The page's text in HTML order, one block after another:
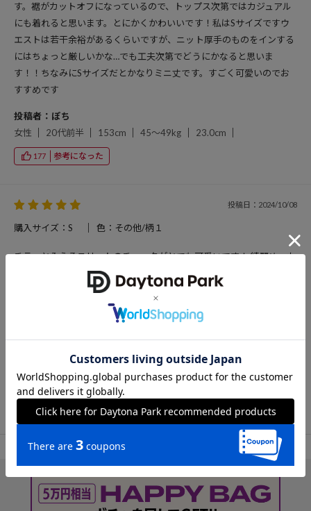
す。裾がカットオフになっているので、トップス次第ではカジュアル
にも着れると思います。とにかくかわいいです！私はSサイズですウ
エストは若干余裕があるくらいですが、ニット厚手のものをインする
にはちょっと厳しいかな…でも工夫次第でどうにかなると思いま
す！！ちなみにSサイズだとかなりミニ丈です。すごく可愛いのでお
すすめです
投稿者：ぽち
女性
20代前半 153cm 45～49kg 23.0cm
177 参考になった
投稿日：2024/10/08
購入サイズ：S 色：その他/柄１
チラッとみえるスリットのチェックがとても可愛いです！ 綺麗め、カ
ジュアルでも行けちゃいます！
162cm
148 参考になった
OUTLET スカート レビュー一覧